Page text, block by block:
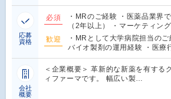
応募
資格
必須
・MRのご経験 ・医薬品業界
（2年以上） ・マーケティン
歓迎
・MRとして大学病院担当の
バイオ製剤の運用経験 ・医療
会社
概要
＜企業概要＞ 革新的な新薬を有する
ィファーマです。 幅広い製…